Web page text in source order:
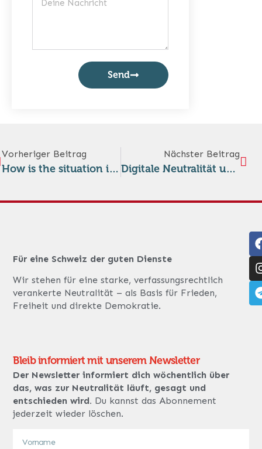
Send
Vorheriger Beitrag
How is the situation in Jerusalem? Horrible!
Nächster Beitrag
Digitale Neutralität unter Druck
Für eine Schweiz der guten Dienste
Wir stehen für eine starke, verfassungsrechtlich
verankerte Neutralität – als Basis für Frieden,
Freiheit und direkte Demokratie.
Bleib informiert mit unserem Newsletter
Der Newsletter informiert dich wöchentlich über
das, was zur Neutralität läuft, gesagt und
entschieden wird. Du kannst das Abonnement
jederzeit wieder löschen.